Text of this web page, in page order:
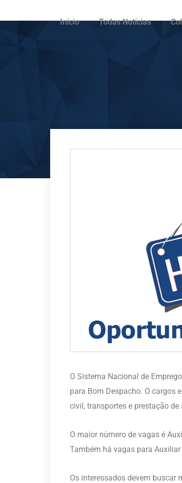
Início Todas Notícias
O Sistema Nacional de
para Bom Despacho. O cargos
civil, transportes e prestação de
O maior número de vagas é
Também há vagas para
Os interessados devem buscar